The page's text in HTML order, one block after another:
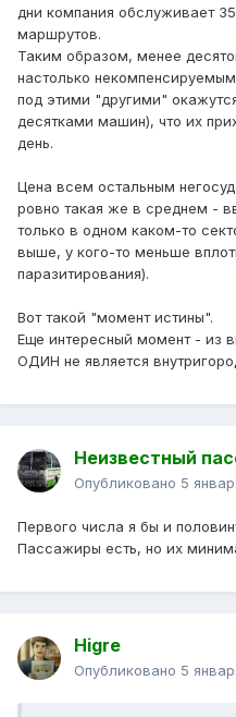
дни компания обслуживает
маршрутов.
Таким образом, менее
настолько
под этими "другими"
десятками машин), что их
день.
Цена всем остальным
ровно такая же в среднем -
только в одном каком-то
выше, у кого-то меньше
паразитирования).
Вот такой "момент истины".
Еще интересный момент - из
ОДИН не является
Неизвестный
Опубликовано 5
Первого числа я бы и
Пассажиры есть, но их
Higre
Опубликовано 5